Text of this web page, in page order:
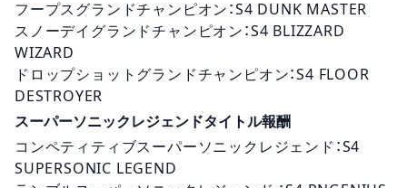
フープスグランドチャンピオン：S4 DUNK MASTER
スノーデイグランドチャンピオン：S4 BLIZZARD
WIZARD
ドロップショットグランドチャンピオン：S4 FLOOR
DESTROYER
スーパーソニック レジェンドタイトル報酬
コンペティティブスーパーソニック レジェンド：S4
SUPERSONIC LEGEND